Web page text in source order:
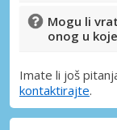
Mogu li
onog u
Imate li još
kontaktirajte.